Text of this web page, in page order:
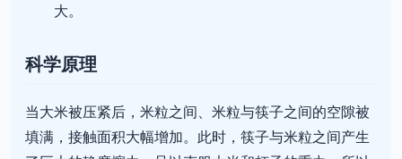
大。
科学原理
当大米被压紧后，米粒之间、米粒与筷子之间的空隙被
填满，接触面积大幅增加。此时，筷子与米粒之间产生